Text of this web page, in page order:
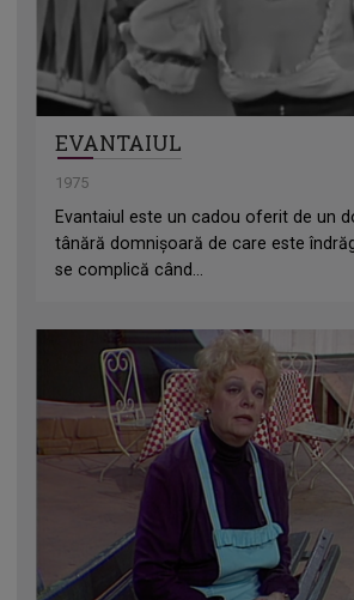
EVANTAIUL
1975
Evantaiul este un cadou oferit de un
tânără domnișoară de care este
se complică când...